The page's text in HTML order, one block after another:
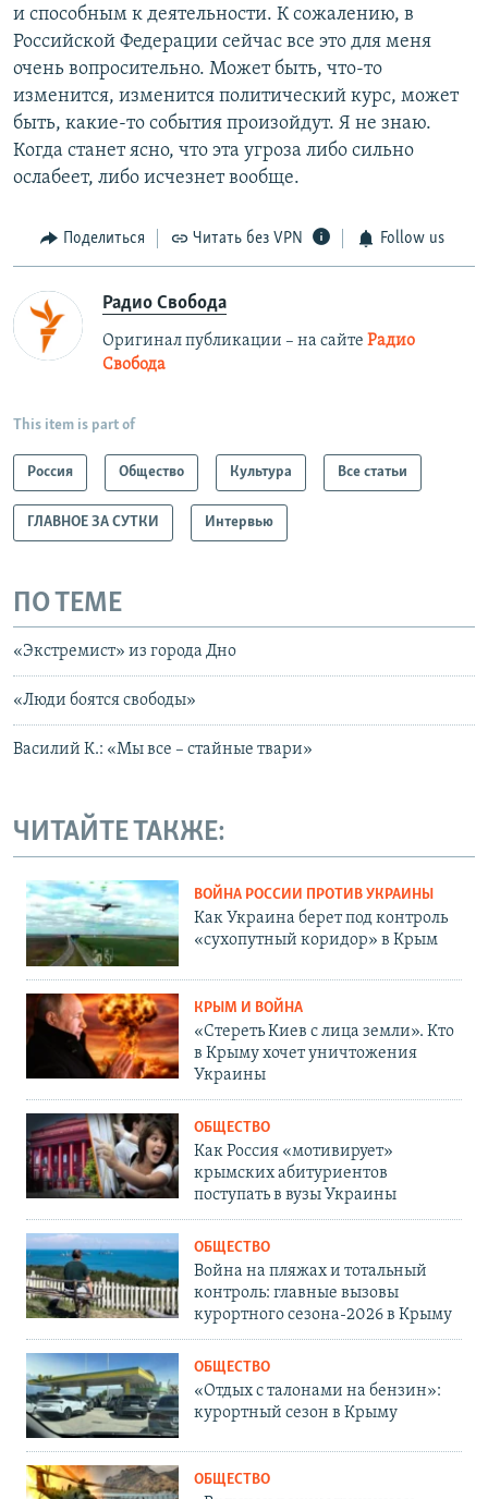
и способным к деятельности. К сожалению, в
Российской Федерации сейчас все это для меня
очень вопросительно. Может быть, что-то
изменится, изменится политический курс, может
быть, какие-то события произойдут. Я не знаю.
Когда станет ясно, что эта угроза либо сильно
ослабеет, либо исчезнет вообще.
Поделиться Читать без VPN Follow us
Радио Свобода
Оригинал публикации – на сайте Радио
Свобода
This item is part of
Россия Общество Культура Все статьи
ГЛАВНОЕ ЗА СУТКИ Интервью
ПО ТЕМЕ
«Экстремист» из города Дно
«Люди боятся свободы»
Василий К.: «Мы все – стайные твари»
ЧИТАЙТЕ ТАКЖЕ:
ВОЙНА РОССИИ ПРОТИВ УКРАИНЫ
Как Украина берет под контроль
«сухопутный коридор» в Крым
КРЫМ И ВОЙНА
«Стереть Киев с лица земли». Кто
в Крыму хочет уничтожения
Украины
ОБЩЕСТВО
Как Россия «мотивирует»
крымских абитуриентов
поступать в вузы Украины
ОБЩЕСТВО
Война на пляжах и тотальный
контроль: главные вызовы
курортного сезона-2026 в Крыму
ОБЩЕСТВО
«Отдых с талонами на бензин»:
курортный сезон в Крыму
ОБЩЕСТВО